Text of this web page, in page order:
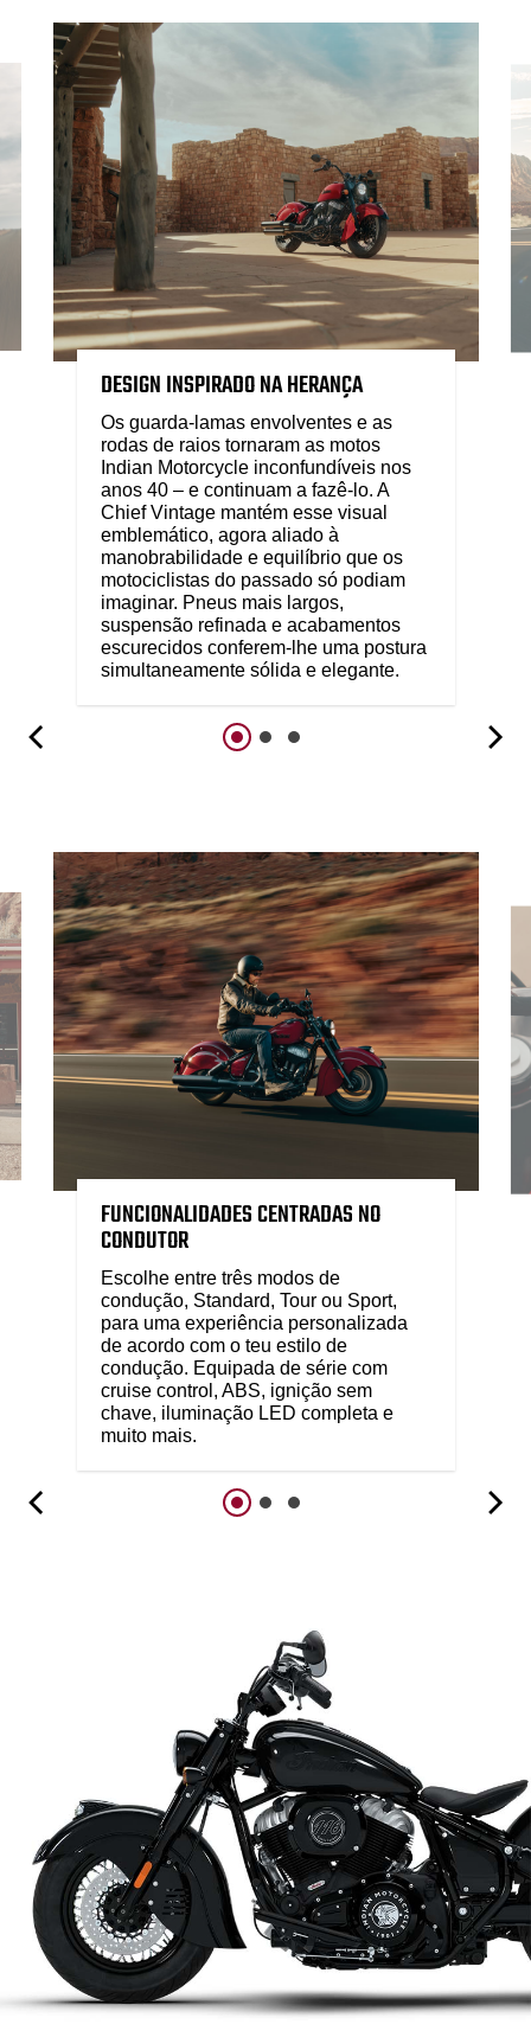
DESIGN INSPIRADO NA HERANÇA
Os guarda-lamas envolventes e as
rodas de raios tornaram as motos
Indian Motorcycle inconfundíveis nos
anos 40 – e continuam a fazê-lo. A
Chief Vintage mantém esse visual
emblemático, agora aliado à
manobrabilidade e equilíbrio que os
motociclistas do passado só podiam
imaginar. Pneus mais largos,
suspensão refinada e acabamentos
escurecidos conferem-lhe uma postura
simultaneamente sólida e elegante.
FUNCIONALIDADES CENTRADAS NO
CONDUTOR
Escolhe entre três modos de
condução, Standard, Tour ou Sport,
para uma experiência personalizada
de acordo com o teu estilo de
condução. Equipada de série com
cruise control, ABS, ignição sem
chave, iluminação LED completa e
muito mais.